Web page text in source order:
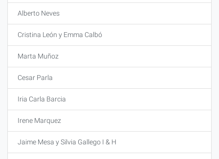
Alberto Neves
Cristina León y Emma Calbó
Marta Muñoz
Cesar Parla
Iria Carla Barcia
Irene Marquez
Jaime Mesa y Silvia Gallego I & H